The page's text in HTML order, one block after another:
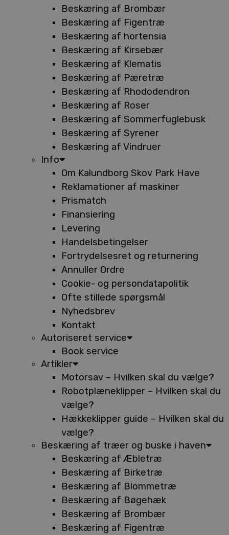
Beskæring af Brombær
Beskæring af Figentræ
Beskæring af hortensia
Beskæring af Kirsebær
Beskæring af Klematis
Beskæring af Pæretræ
Beskæring af Rhododendron
Beskæring af Roser
Beskæring af Sommerfuglebusk
Beskæring af Syrener
Beskæring af Vindruer
Info
Om Kalundborg Skov Park Have
Reklamationer af maskiner
Prismatch
Finansiering
Levering
Handelsbetingelser
Fortrydelsesret og returnering
Annuller Ordre
Cookie- og persondatapolitik
Ofte stillede spørgsmål
Nyhedsbrev
Kontakt
Autoriseret service
Book service
Artikler
Motorsav – Hvilken skal du vælge?
Robotplæneklipper – Hvilken skal du
vælge?
Hækkeklipper guide – Hvilken skal du
vælge?
Beskæring af træer og buske i haven
Beskæring af Æbletræ
Beskæring af Birketræ
Beskæring af Blommetræ
Beskæring af Bøgehæk
Beskæring af Brombær
Beskæring af Figentræ